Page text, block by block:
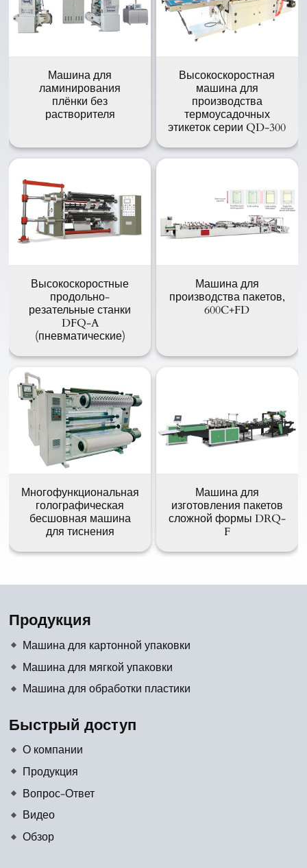
Машина для
ламинирования
плёнки без
растворителя
Высокоскоростная
машина для
производства
термоусадочных
этикеток серии QD-300
Высокоскоростные
продольно-
резательные станки
DFQ-A
(пневматические)
Машина для
производства пакетов,
600C+FD
Многофункциональная
голографическая
бесшовная машина
для тиснения
Машина для
изготовления пакетов
сложной формы DRQ-
F
Продукция
Машина для картонной упаковки
Машина для мягкой упаковки
Машина для обработки пластики
Быстрый доступ
О компании
Продукция
Вопрос-Ответ
Видео
Обзор